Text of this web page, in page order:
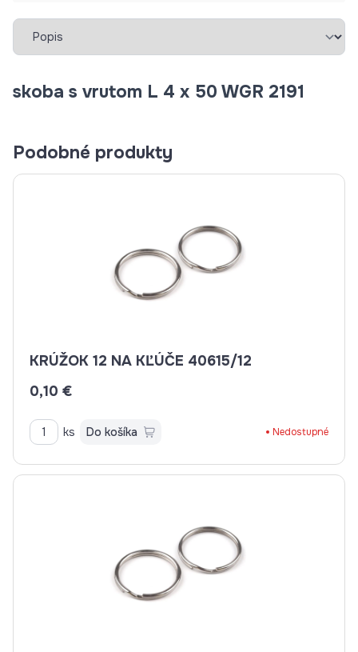
Vybrať záložku
skoba s vrutom L 4 x 50 WGR 2191
Podobné produkty
KRÚŽOK 12 NA KĽÚČE 40615/12
0,10 €
ks Do košíka Nedostupné